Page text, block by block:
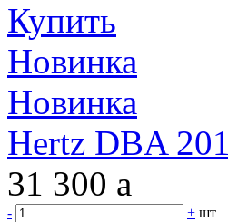
Купить
Новинка
Новинка
Hertz DBA 201
31 300 a
- + шт